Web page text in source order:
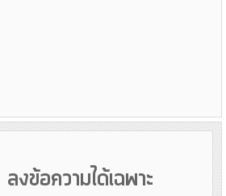
ลงข้อความได้เฉพาะ